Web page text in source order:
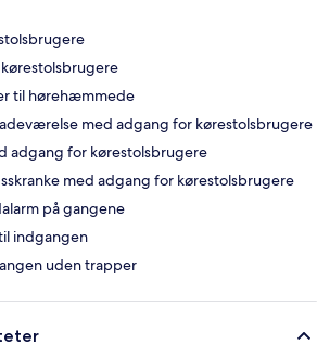
til hørehæmmede
med adgang for kørestolsbrugere
adgang for kørestolsbrugere
med adgang for kørestolsbrugere
på gangene
indgangen
uden trapper